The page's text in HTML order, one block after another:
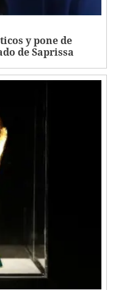
y pone de
de Saprissa